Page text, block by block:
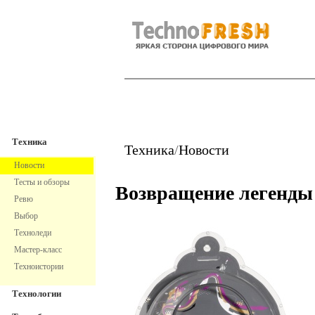
Техника
Новости
Тесты и обзоры
Ревю
Выбор
Техноледи
Мастер-класс
Техноистории
Технологии
Техника/Новости
Возвращение легенды